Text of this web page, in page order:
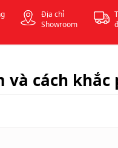
Địa chỉ
Showroom
cách khắc